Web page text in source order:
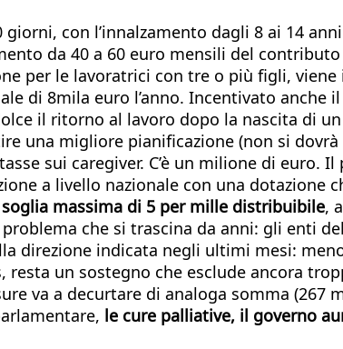
giorni, con l’innalzamento dagli 8 ai 14
da 40 a 60 euro mensili del
per le lavoratrici con tre o più figli,
di 8mila euro l’anno. Incentivato
il ritorno al lavoro dopo la nascita di
una migliore pianificazione (non si
sui caregiver. C’è un milione di
a livello nazionale con una dotazione
massima di 5 per mille distribuibile,
che si trascina da anni: gli enti
direzione indicata negli ultimi mesi:
un sostegno che esclude ancora
va a decurtare di analoga somma (267
le cure palliative, il governo